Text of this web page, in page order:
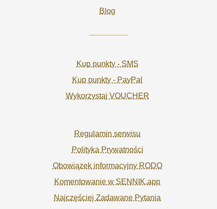
Blog
Kup punkty - SMS
Kup punkty - PayPal
Wykorzystaj VOUCHER
Regulamin serwisu
Polityka Prywatności
Obowiązek informacyjny RODO
Komentowanie w SENNIK.app
Najczęściej Zadawane Pytania